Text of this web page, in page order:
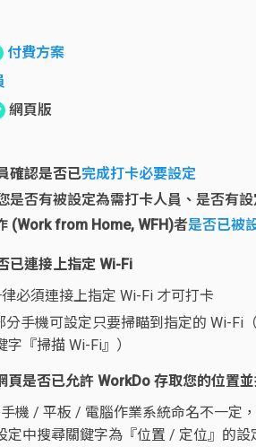
付費方案
網頁版
確認是否已完成打卡必要設定
是否有被設定為需打卡人員、是否有
(Work from Home, WFH)者是否已被
已連接上指定 Wi-Fi
必須連接上指定 Wi-Fi 才可打卡
手機可設定只要掃瞄到指定的 Wi-Fi
字『掃描 Wi-Fi』）
頁是否已允許 WorkDo 存取您的位置
機 / 平板 / 電腦作業系統命名不一定
定中搜尋關鍵字為『位置 / 定位』的